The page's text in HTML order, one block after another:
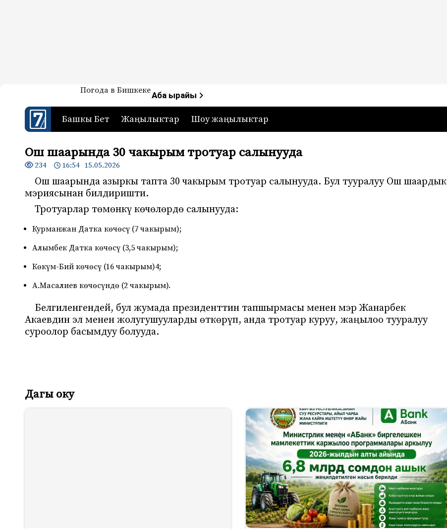
7-канал. Жаңылыктар — Кыргызстан
Жаңылыктар — Кыргызстан
Погода в БишкекеАба ырайы
Башкы Бет Жаңылыктар Шоу жаңылыктар
Ош шаарында 30 чакырым тротуар салынууда
234 16:54 15.05.2026
Ош шаарында азыркы тапта 30 чакырым тротуар салынууда. Бул тууралуу Ош шаардык
мэриясынан билдиришти.
Тротуарлар төмөнкү көчөлөрдө салынууда:
Курманжан Датка көчөсү (7 чакырым);
Алымбек Датка көчөсү (3,5 чакырым);
Көкүм-Бий көчөсү (16 чакырым)4;
А.Масалиев көчөсүндө (2 чакырым).
Белгиленгендей, бул жумада президенттин тапшырмасы менен мэр Жанарбек
Акаевдин эл менен жолугушууларды өткөрүп, анда тротуар куруу, жаңылоо тууралуу
суроолор басымдуу болууда.
Дагы оку